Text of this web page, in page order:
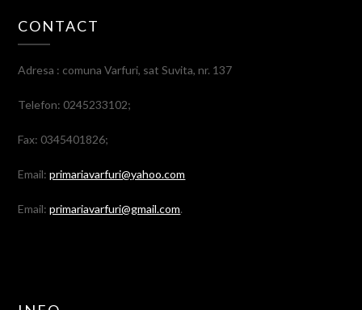
CONTACT
Adresa : comuna Varfuri, sat Suvita, nr. 137
Telefon: 0245233102;
Fax: 0345401826;
Email:primariavarfuri@yahoo.com
Email:primariavarfuri@gmail.com.